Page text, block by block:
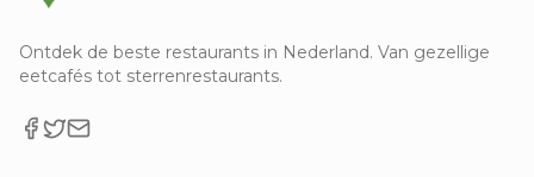
Ontdek de beste restaurants in Nederland. Van gezellige
eetcafés tot sterrenrestaurants.